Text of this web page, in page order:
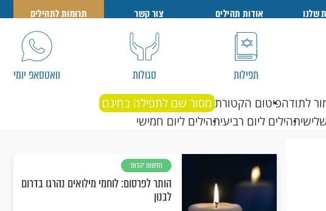
שלנו אודות תהילים צור קשר תרומות לתהילים
תפילות סגולות וואטסאפ יומי
לתודהפיטום הקטורת מסור שם לתפילה בחינם
תהילים ליום רביעיתהילים ליום חמישי
חדשות יהדות
הותר לפרסום: לוחמי מילואים נהרגו בדרום
לבנון